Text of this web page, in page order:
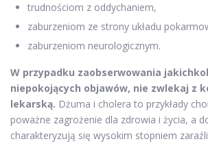
trudnościom z oddychaniem,
zaburzeniom ze strony układu
zaburzeniom neurologicznym.
W przypadku zaobserwowania
niepokojących objawów, nie zwlekaj z
lekarską. Dżuma i cholera to przykłady
poważne zagrożenie dla zdrowia i życia, a
charakteryzują się wysokim stopniem